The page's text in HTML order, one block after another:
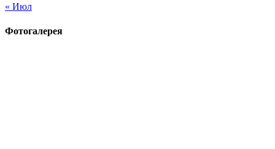
« Июл
Фотогалерея